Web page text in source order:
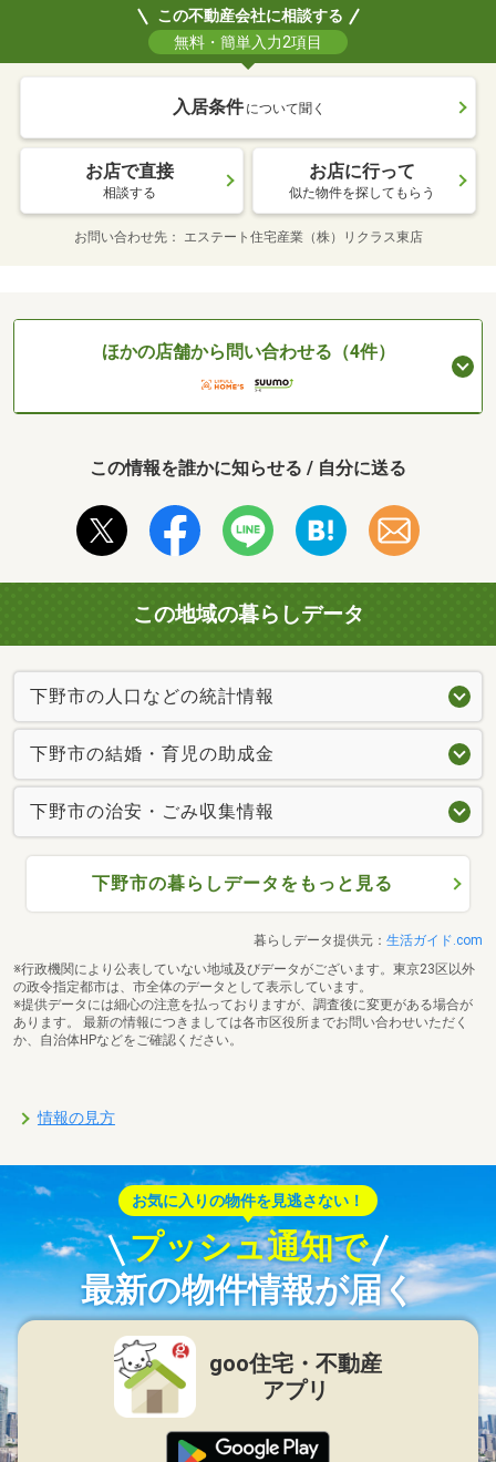
この不動産会社に相談する
無料・簡単入力2項目
入居条件 について聞く
お店で直接
相談する
お店に行って
似た物件を探してもらう
お問い合わせ先 エステート住宅産業（株）リクラス東店
ほかの店舗から問い合わせる（4件）
この情報を誰かに知らせる / 自分に送る
この地域の暮らしデータ
下野市の人口などの統計情報
下野市の結婚・育児の助成金
下野市の治安・ごみ収集情報
下野市の暮らしデータをもっと見る
暮らしデータ提供元： 生活ガイド.com
※行政機関により公表していない地域及びデータがございます。東京23区以外
の政令指定都市は、市全体のデータとして表示しています。
※提供データには細心の注意を払っておりますが、調査後に変更がある場合が
あります。 最新の情報につきましては各市区役所までお問い合わせいただく
か、自治体HPなどをご確認ください。
情報の見方
お気に入りの物件を見逃さない！
プッシュ通知で
最新の物件情報が届く
goo住宅・不動産
アプリ